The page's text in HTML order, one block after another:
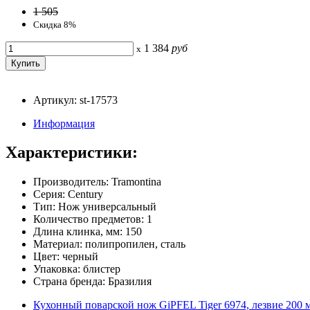
1 505
Скидка 8%
x 1 384 руб
Артикул: st-17573
Информация
Характеристики:
Производитель: Tramontina
Серия: Century
Тип: Нож универсальный
Количество предметов: 1
Длина клинка, мм: 150
Материал: полипропилен, сталь
Цвет: черный
Упаковка: блистер
Страна бренда: Бразилия
Кухонный поварской нож GiPFEL Tiger 6974, лезвие 200